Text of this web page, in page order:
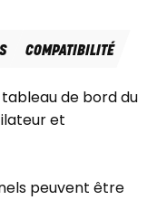
COMPATIBILITÉ
de bord du
et
peuvent être